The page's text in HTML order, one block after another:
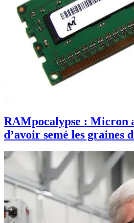
RAMpocalypse : Micron
d’avoir semé les graines